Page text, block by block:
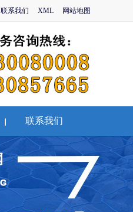
联系我们 XML 网站地图
联系我们